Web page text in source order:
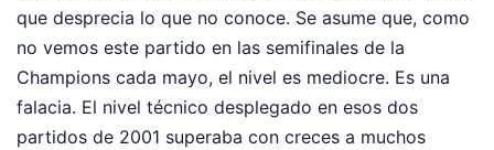
que desprecia lo que no conoce. Se asume que, como
no vemos este partido en las semifinales de la
Champions cada mayo, el nivel es mediocre. Es una
falacia. El nivel técnico desplegado en esos dos
partidos de 2001 superaba con creces a muchos